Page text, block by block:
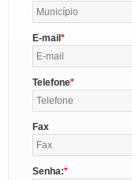
E-mail
Telefone
Fax
Senha: